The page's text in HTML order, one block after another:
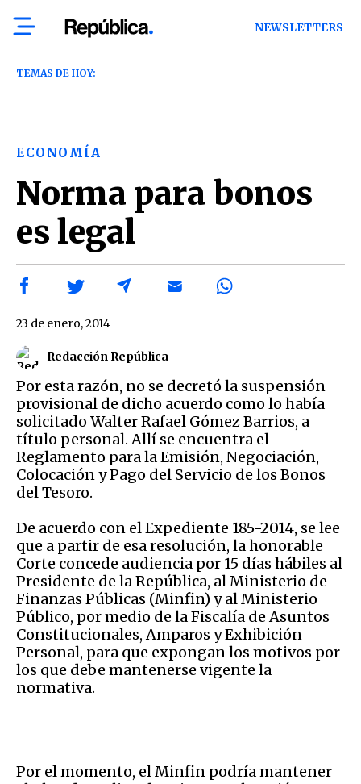
NEWSLETTERS
TEMAS DE HOY:
ECONOMÍA
Norma para bonos
es legal
Redacción República
23 de enero, 2014
Por esta razón, no se decretó la suspensión
provisional de dicho acuerdo como lo había
solicitado Walter Rafael Gómez Barrios, a
título personal. Allí se encuentra el
Reglamento para la Emisión, Negociación,
Colocación y Pago del Servicio de los Bonos
del Tesoro.
De acuerdo con el Expediente 185-2014, se lee
que a partir de esa resolución, la honorable
Corte concede audiencia por 15 días hábiles al
Presidente de la República, al Ministerio de
Finanzas Públicas (Minfin) y al Ministerio
Público, por medio de la Fiscalía de Asuntos
Constitucionales, Amparos y Exhibición
Personal, para que expongan los motivos por
los que debe mantenerse vigente la
normativa.
Por el momento, el Minfin podría mantener